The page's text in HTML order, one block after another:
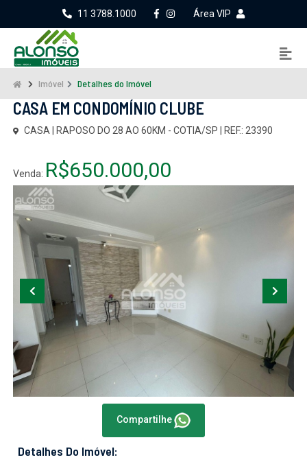
11 3788.1000 Área VIP
Imóvel Detalhes do Imóvel
CASA EM CONDOMÍNIO CLUBE
CASA | RAPOSO DO 28 AO 60KM - COTIA/SP | REF.: 23390
Venda: R$650.000,00
Compartilhe
Detalhes Do Imóvel: